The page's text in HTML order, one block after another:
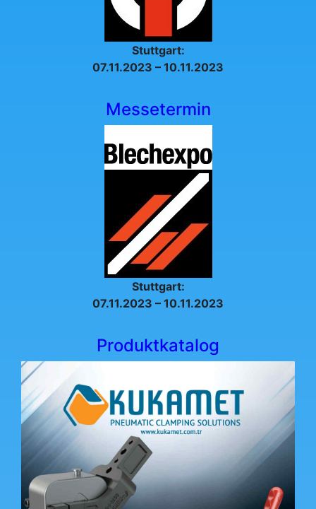
Stuttgart:
07.11.2023 – 10.11.2023
Messetermin
Stuttgart:
07.11.2023 – 10.11.2023
Produktkatalog